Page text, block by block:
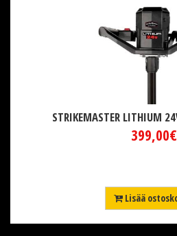
STRIKEMASTER LITHIUM
399,00€
Lisää